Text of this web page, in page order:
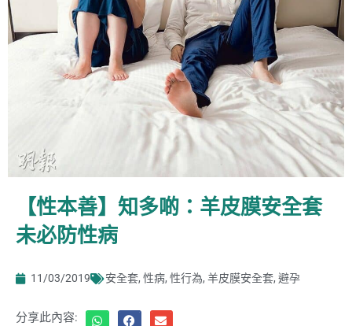
【性本善】知多啲：羊皮膜安全套
未必防性病
11/03/2019 安全套, 性病, 性行為, 羊皮膜安全套, 避孕
分享此內容: